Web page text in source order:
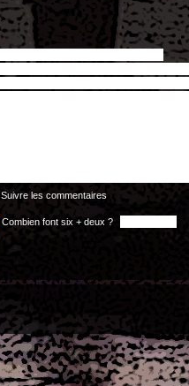
Suivre les commentaires
Combien font six + deux ?